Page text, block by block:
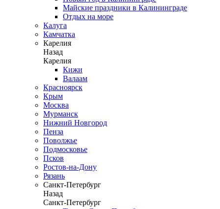
Майские праздники в Калининграде
Отдых на море
Калуга
Камчатка
Карелия
Назад
Карелия
Кижи
Валаам
Красноярск
Крым
Москва
Мурманск
Нижний Новгород
Пенза
Поволжье
Подмосковье
Псков
Ростов-на-Дону
Рязань
Санкт-Петербург
Назад
Санкт-Петербург